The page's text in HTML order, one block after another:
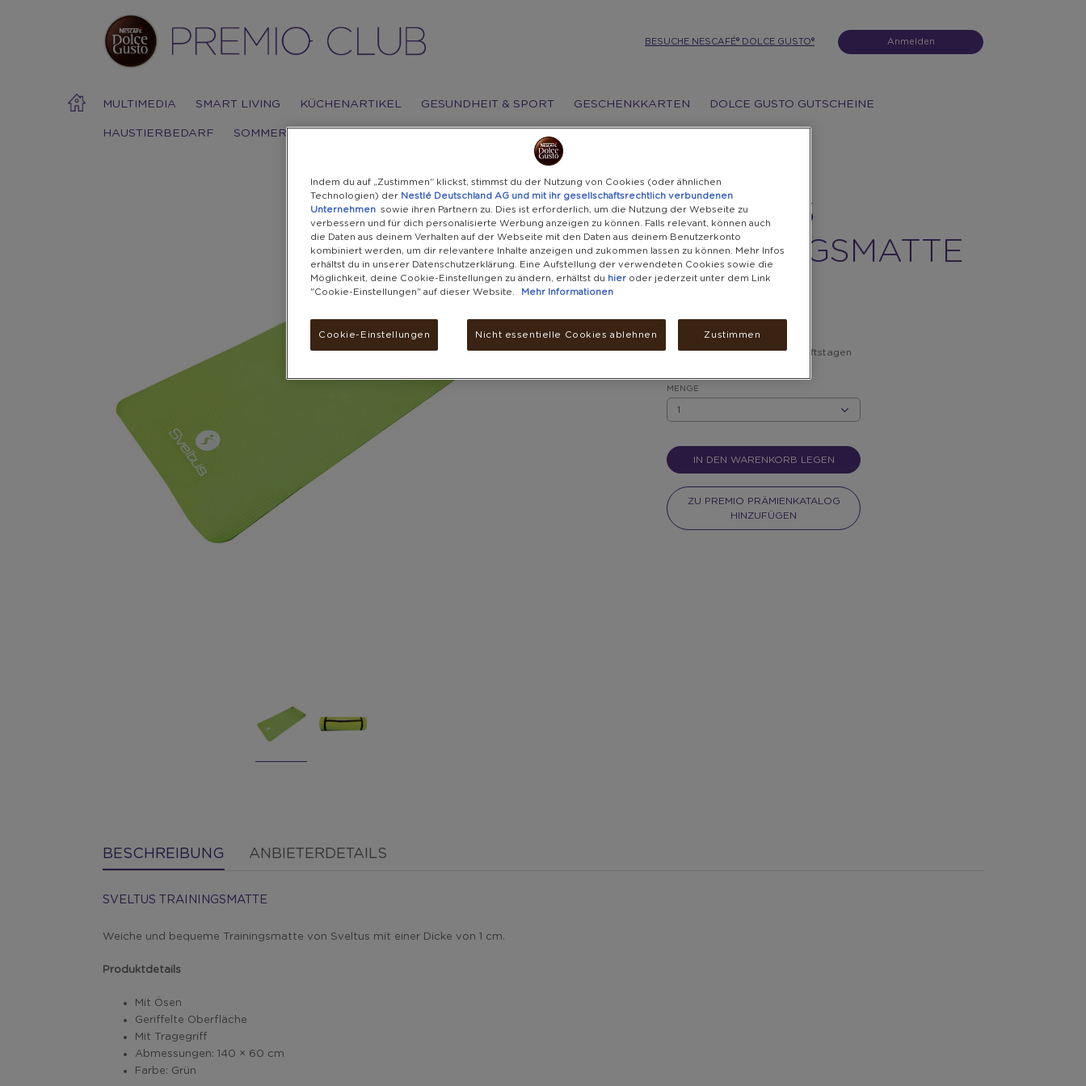
BESUCHE NESCAFÉ® DOLCE GUSTO® Anmelden
MULTIMEDIA SMART LIVING KÜCHENARTIKEL GESUNDHEIT & SPORT GESCHENKKARTEN DOLCE GUSTO GUTSCHEINE
HAUSTIERBEDARF SOMMER
SVELTUS
TRAININGSMATTE
Versandkosten inklusive.
Lieferung innerhalb 7 Geschäftstagen
MENGE
IN DEN WARENKORB LEGEN
ZU PREMIO PRÄMIENKATALOG
HINZUFÜGEN
BESCHREIBUNG ANBIETERDETAILS
SVELTUS TRAININGSMATTE
Weiche und bequeme Trainingsmatte von Sveltus mit einer Dicke von 1 cm.
Produktdetails
Mit Ösen
Geriffelte Oberfläche
Mit Tragegriff
Abmessungen: 140 × 60 cm
Farbe: Grün
Indem du auf „Zustimmen“ klickst, stimmst du der Nutzung von Cookies (oder ähnlichen
Technologien) der Nestlé Deutschland AG und mit ihr gesellschaftsrechtlich verbundenen
Unternehmen sowie ihren Partnern zu. Dies ist erforderlich, um die Nutzung der Webseite zu
verbessern und für dich personalisierte Werbung anzeigen zu können. Falls relevant, können auch
die Daten aus deinem Verhalten auf der Webseite mit den Daten aus deinem Benutzerkonto
kombiniert werden, um dir relevantere Inhalte anzeigen und zukommen lassen zu können. Mehr Infos
erhältst du in unserer Datenschutzerklärung. Eine Aufstellung der verwendeten Cookies sowie die
Möglichkeit, deine Cookie-Einstellungen zu ändern, erhältst du hier oder jederzeit unter dem Link
"Cookie-Einstellungen" auf dieser Website.
Mehr Informationen
Cookie-Einstellungen Nicht essentielle Cookies ablehnen Zustimmen